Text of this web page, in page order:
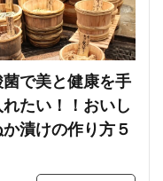
で美と健康を手
れたい！！おいし
漬けの作り方５